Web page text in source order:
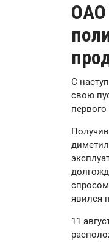
ОАО
С
свою
явился
11